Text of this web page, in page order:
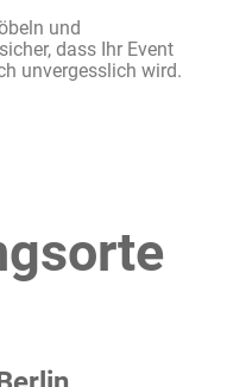
und
dass Ihr Event
unvergesslich wird.